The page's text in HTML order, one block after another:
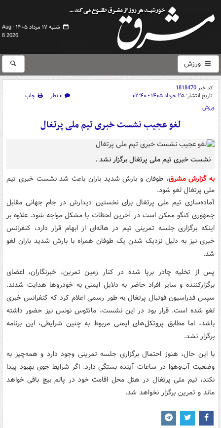
شنبه ۱۷ مرداد ۱۴۰۵ -
Aug
8 2026
ورزش
کد خبر1818470
تاریخ انتشار: ۲۵ خرداد ۱۴۰۵ - ۰۲:۴۰ ۰ نظر
چاپ
ورزش
لغو عجیب نشست خبری تیم ملی پرتغال
نشست خبری تیم ملی پرتغال برگزار نشد .
به گزارش مشرق، طوفان و بارش شدید باران باعث شد نشست خبری تیم
ملی پرتغال لغو شود.
آماده‌سازی تیم ملی پرتغال برای نخستین دیدارش در جام جهانی مقابل
جمهوری کنگو ممکن است در آخرین لحظات با مشکل مواجه شود. علاوه بر
اینکه برگزاری جلسه تمرینی تیم در هاله‌ای از ابهام قرار دارد، کنفرانس
خبری نیز به دلیل نزدیک شدن یک طوفان همراه با بارش شدید باران لغو
شد.
پس از تخلیه چادر برپا شده در کنار زمین تمرین، خبرنگاران، اعضای
برگزارکننده و سایر افراد حاضر به دلایل ایمنی به خودروها هدایت شدند.
سپس فدراسیون فوتبال پرتغال به طور رسمی اعلام کرد که کنفرانس خبری
لغو شده است. قرار بود در این نشست، ماتئوس نونس نیز حضور داشته
باشد، اما مطابق پروتکل‌های ایمنی مربوط به چنین شرایطی، این برنامه
برگزار نشد.
با این حال، هنوز احتمال برگزاری جلسه تمرینی وجود دارد و همه‌چیز به
وضعیت آب‌وهوا در ساعات آینده بستگی دارد. اگر شرایط جوی بهبود پیدا
نکند، تیم ملی پرتغال در هتل محل اقامت خود در پالم بیچ باقی خواهد
ماند و تمرین برگزار نخواهد شد.